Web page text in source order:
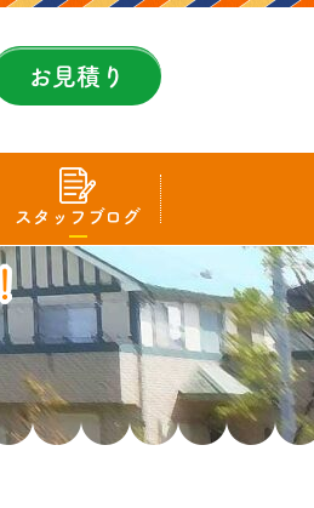
お見積り
スタッフブログ